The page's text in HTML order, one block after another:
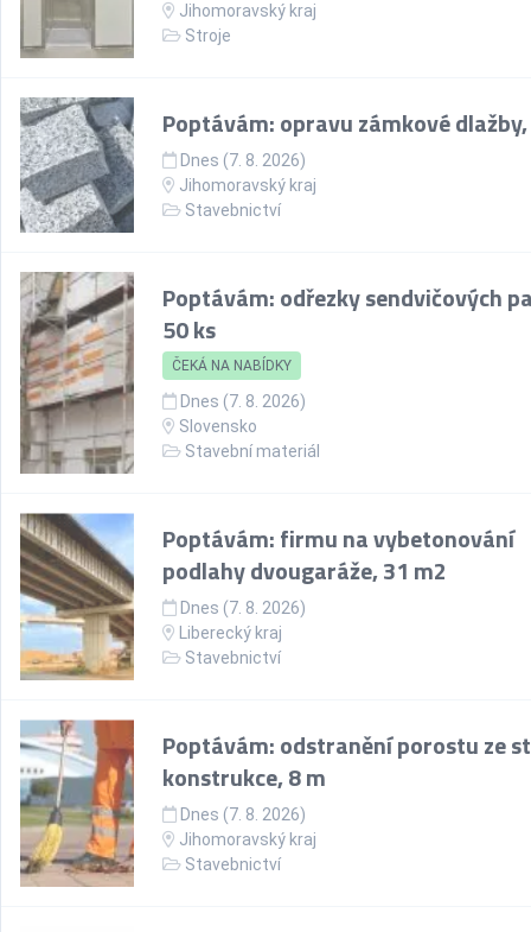
Jihomoravský kraj
Stroje
Poptávám: opravu zámkové dlažby,
Dnes (7. 8. 2026)
Jihomoravský kraj
Stavebnictví
Poptávám: odřezky sendvičových
50 ks
ČEKÁ NA NABÍDKY
Dnes (7. 8. 2026)
Slovensko
Stavební materiál
Poptávám: firmu na vybetonování
podlahy dvougaráže, 31 m2
Dnes (7. 8. 2026)
Liberecký kraj
Stavebnictví
Poptávám: odstranění porostu ze
konstrukce, 8 m
Dnes (7. 8. 2026)
Jihomoravský kraj
Stavebnictví